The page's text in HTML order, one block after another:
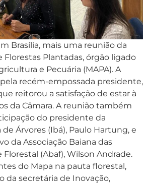
Brasília, mais uma reunião da
Florestas Plantadas, órgão ligado
e Pecuária (MAPA). A
recém-empossada presidente,
reitorou a satisfação de estar à
da Câmara. A reunião também
do presidente da
Árvores (Ibá), Paulo Hartung, e
da Associação Baiana das
Florestal (Abaf), Wilson Andrade.
do Mapa na pauta florestal,
da secretária de Inovação,